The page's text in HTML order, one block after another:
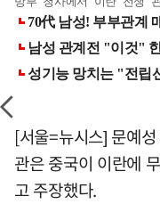
[서울=뉴시스] 문예
관은 중국이 이란에
고 주장했다.